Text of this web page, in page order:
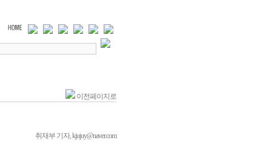
이전페이지로
취재부 기자, kjujuy@naver.com